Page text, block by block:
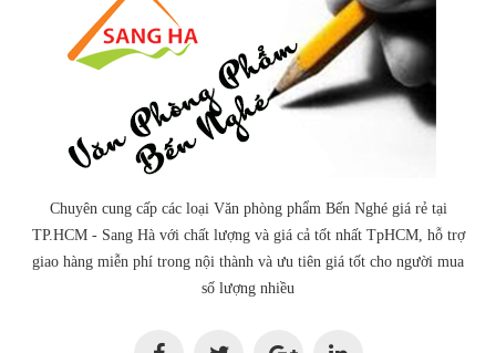
Chuyên cung cấp các loại Văn phòng phẩm Bến Nghé giá rẻ tại
TP.HCM - Sang Hà với chất lượng và giá cả tốt nhất TpHCM, hỗ trợ
giao hàng miễn phí trong nội thành và ưu tiên giá tốt cho người mua
số lượng nhiều